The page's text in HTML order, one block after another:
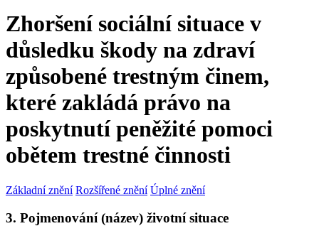
Zhoršení sociální situace v
důsledku škody na zdraví
způsobené trestným činem,
které zakládá právo na
poskytnutí peněžité pomoci
obětem trestné činnosti
Základní znění Rozšířené znění Úplné znění
3. Pojmenování (název) životní situace